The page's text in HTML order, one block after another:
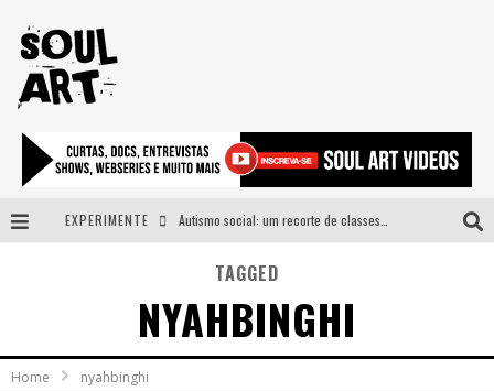
EXPERIMENTE
A subida da rampa é diferente!
Faça o bem! Mas, sem olhar a quem!?
Novo single de Arnaldo Tifu, “De Testa” explora brasilidade em sons, cores e símbolos
TAGGED
NYAHBINGHI
Home nyahbinghi